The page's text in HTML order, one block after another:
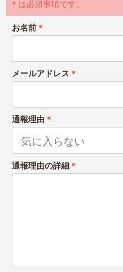
＊は必須事項です。
お名前 ＊
メールアドレス ＊
通報理由 ＊
通報理由の詳細 ＊